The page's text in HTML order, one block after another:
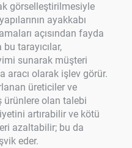
görselleştirilmesiyle
ayakkabı
açısından fayda
tarayıcılar,
sunarak müşteri
aracı olarak işlev görür.
üreticiler ve
ürünlere olan talebi
artırabilir ve kötü
azaltabilir; bu da
eder.